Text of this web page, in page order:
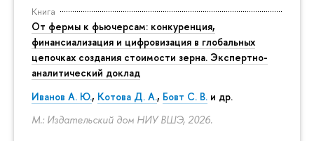
Книга
От фермы к фьючерсам: конкуренция,
финансиализация и цифровизация в глобальных
цепочках создания стоимости зерна. Экспертно-
аналитический доклад
Иванов А. Ю., Котова Д. А., Бовт С. В. и др.
М.: Издательский дом НИУ ВШЭ, 2026.